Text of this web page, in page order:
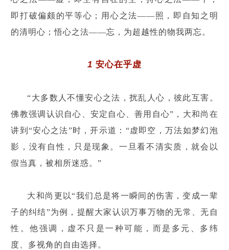
即打破偏颇的平等心；用心之法——照，即自知之明
的清明心；悟心之法——忘，为超越性的物我两忘。
1 安心在乎虚
“大多数人不懂安心之法，扰乱人心，彼此互害。
佛教强调认识自心、安定自心、善用自心”，大和尚在
讲到“安心之法”时，开示道：“虚即空，万法如梦幻泡
影，没有自性，只是现象。一旦看不清实质，就会以
假当真，被相所迷惑。”
大和尚更以“我们总是将一瞬间的伤害，变成一辈
子的纠结”为例，提醒大家认识万事万物的无常、无自
性。他强调，虚不只是一种可能，而是多元、多纬
度、多视角的自由选择。